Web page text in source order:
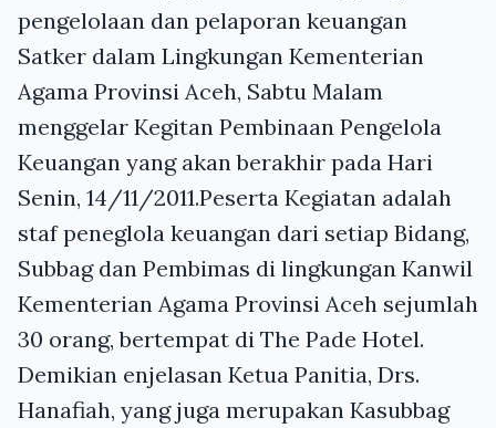
pengelolaan dan pelaporan keuangan
Satker dalam Lingkungan Kementerian
Agama Provinsi Aceh, Sabtu Malam
menggelar Kegitan Pembinaan Pengelola
Keuangan yang akan berakhir pada Hari
Senin, 14/11/2011.Peserta Kegiatan adalah
staf peneglola keuangan dari setiap Bidang,
Subbag dan Pembimas di lingkungan Kanwil
Kementerian Agama Provinsi Aceh sejumlah
30 orang, bertempat di The Pade Hotel.
Demikian enjelasan Ketua Panitia, Drs.
Hanafiah, yang juga merupakan Kasubbag